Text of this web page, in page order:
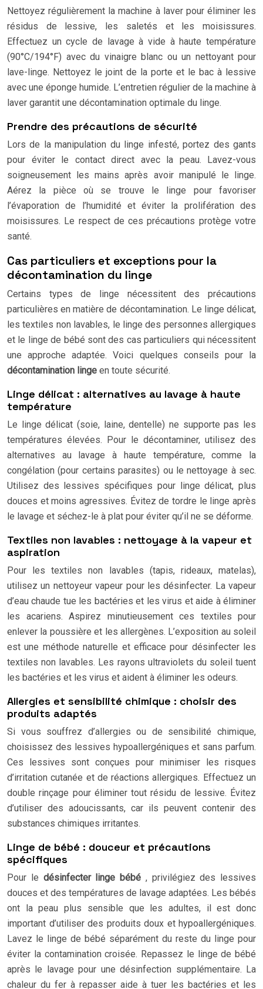
Nettoyez régulièrement la machine à laver pour éliminer les
résidus de lessive, les saletés et les moisissures.
Effectuez un cycle de lavage à vide à haute température
(90°C/194°F) avec du vinaigre blanc ou un nettoyant pour
lave-linge. Nettoyez le joint de la porte et le bac à lessive
avec une éponge humide. L’entretien régulier de la machine à
laver garantit une décontamination optimale du linge.
Prendre des précautions de sécurité
Lors de la manipulation du linge infesté, portez des gants
pour éviter le contact direct avec la peau. Lavez-vous
soigneusement les mains après avoir manipulé le linge.
Aérez la pièce où se trouve le linge pour favoriser
l’évaporation de l’humidité et éviter la prolifération des
moisissures. Le respect de ces précautions protège votre
santé.
Cas particuliers et exceptions pour la
décontamination du linge
Certains types de linge nécessitent des précautions
particulières en matière de décontamination. Le linge délicat,
les textiles non lavables, le linge des personnes allergiques
et le linge de bébé sont des cas particuliers qui nécessitent
une approche adaptée. Voici quelques conseils pour la
décontamination linge en toute sécurité.
Linge délicat : alternatives au lavage à haute
température
Le linge délicat (soie, laine, dentelle) ne supporte pas les
températures élevées. Pour le décontaminer, utilisez des
alternatives au lavage à haute température, comme la
congélation (pour certains parasites) ou le nettoyage à sec.
Utilisez des lessives spécifiques pour linge délicat, plus
douces et moins agressives. Évitez de tordre le linge après
le lavage et séchez-le à plat pour éviter qu’il ne se déforme.
Textiles non lavables : nettoyage à la vapeur et
aspiration
Pour les textiles non lavables (tapis, rideaux, matelas),
utilisez un nettoyeur vapeur pour les désinfecter. La vapeur
d’eau chaude tue les bactéries et les virus et aide à éliminer
les acariens. Aspirez minutieusement ces textiles pour
enlever la poussière et les allergènes. L’exposition au soleil
est une méthode naturelle et efficace pour désinfecter les
textiles non lavables. Les rayons ultraviolets du soleil tuent
les bactéries et les virus et aident à éliminer les odeurs.
Allergies et sensibilité chimique : choisir des
produits adaptés
Si vous souffrez d’allergies ou de sensibilité chimique,
choisissez des lessives hypoallergéniques et sans parfum.
Ces lessives sont conçues pour minimiser les risques
d’irritation cutanée et de réactions allergiques. Effectuez un
double rinçage pour éliminer tout résidu de lessive. Évitez
d’utiliser des adoucissants, car ils peuvent contenir des
substances chimiques irritantes.
Linge de bébé : douceur et précautions
spécifiques
Pour le désinfecter linge bébé , privilégiez des lessives
douces et des températures de lavage adaptées. Les bébés
ont la peau plus sensible que les adultes, il est donc
important d’utiliser des produits doux et hypoallergéniques.
Lavez le linge de bébé séparément du reste du linge pour
éviter la contamination croisée. Repassez le linge de bébé
après le lavage pour une désinfection supplémentaire. La
chaleur du fer à repasser aide à tuer les bactéries et les